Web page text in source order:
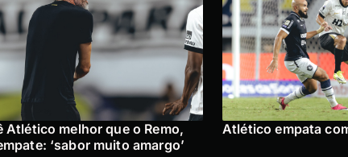
Atlético melhor que o Remo,
‘sabor muito amargo’
Atlético empata